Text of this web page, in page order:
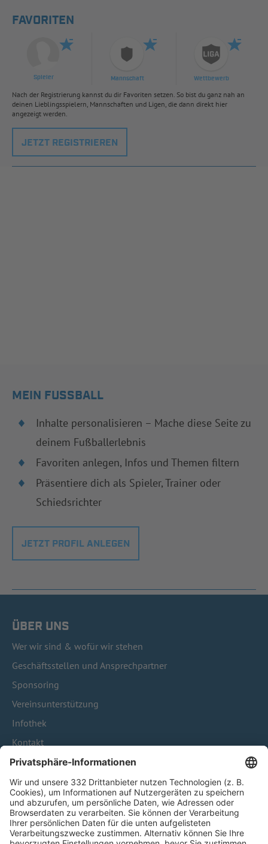
FAVORITEN
Spieler Mannschaft Wettbewerb
Nach der Registrierung kannst du dir Favoriten setzen. So bist du ganz nah an
deinen Lieblingsspielern, Mannschaften und Ligen, die dann direkt hier
angezeigt werden.
JETZT REGISTRIEREN
MEIN FUSSBALL
Inhalte personalisieren – Mache diese Seite zu
deinem Fußballerlebnis
Favoriten anlegen, Infos und Themen filtern
Präsentiere dich als Spieler, Trainer oder
Schiedsrichter
JETZT PROFIL ANLEGEN
ÜBER UNS
Wer wir sind & wofür wir stehen
Geschäftsstellen und Ansprechpartner
Sponsoring
Vereinsunterstützung
Infothek
Kontakt
HÄUFIG BESUCHTE SEITEN
Pässe und Vereinswechsel
Trainerausbildung
Schulungsangebot Vereinsmitarbeiter